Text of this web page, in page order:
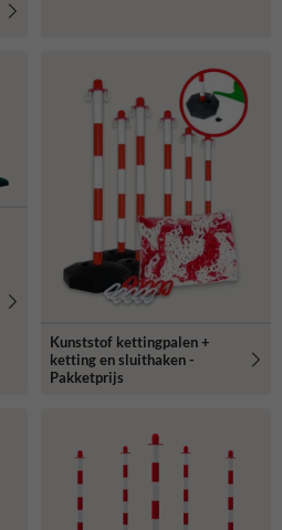
Kunststof kettingpalen +
ketting en sluithaken -
Pakketprijs